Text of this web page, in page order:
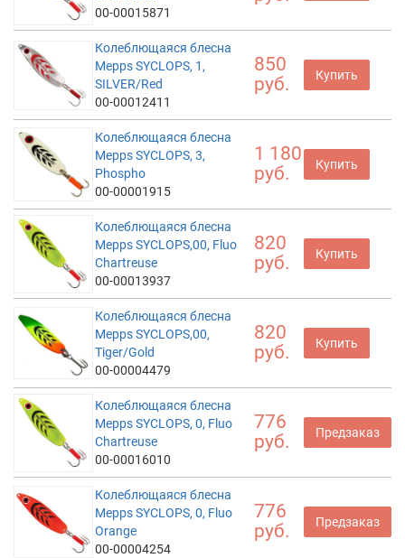
00-00015871
Колеблющаяся блесна
Mepps SYCLOPS, 1,
SILVER/Red
00-00012411
850
руб.
Купить
Колеблющаяся блесна
Mepps SYCLOPS, 3,
Phospho
00-00001915
1 180
руб.
Купить
Колеблющаяся блесна
Mepps SYCLOPS,00, Fluo
Chartreuse
00-00013937
820
руб.
Купить
Колеблющаяся блесна
Mepps SYCLOPS,00,
Tiger/Gold
00-00004479
820
руб.
Купить
Колеблющаяся блесна
Mepps SYCLOPS, 0, Fluo
Chartreuse
00-00016010
776
руб.
Предзаказ
Колеблющаяся блесна
Mepps SYCLOPS, 0, Fluo
Orange
00-00004254
776
руб.
Предзаказ